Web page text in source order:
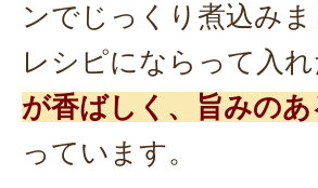
ンでじっくり煮込み
レシピにならって入れ
が香ばしく、旨みの
っています。